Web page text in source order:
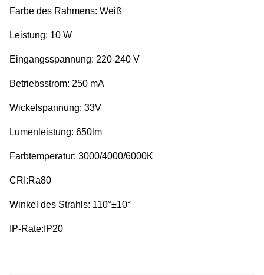
Farbe des Rahmens: Weiß
Leistung: 10 W
Eingangsspannung: 220-240 V
Betriebsstrom: 250 mA
Wickelspannung: 33V
Lumenleistung: 650lm
Farbtemperatur: 3000/4000/6000K
CRI:Ra80
Winkel des Strahls: 110°±10°
IP-Rate:IP20